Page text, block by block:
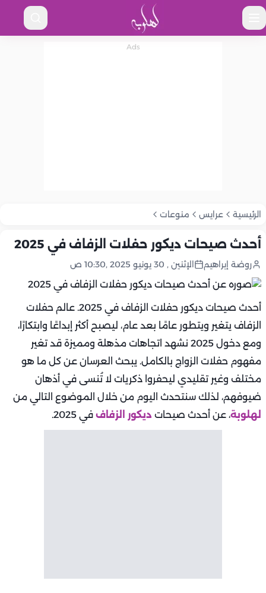
الرئيسية عرايس منوعات
أحدث صيحات ديكور حفلات الزفاف في 2025
روضة إبراهيم الإثنين , 30 يونيو 2025 ,10:30 ص
أحدث صيحات ديكور حفلات الزفاف في 2025. عالم حفلات
الزفاف يتغير ويتطور عامًا بعد عام، ليصبح أكثر إبداعًا وابتكارًا،
ومع دخول 2025 نشهد اتجاهات مذهلة ومميزة قد تغير
مفهوم حفلات الزواج بالكامل. يبحث العرسان عن كل ما هو
مختلف وغير تقليدي ليحفروا ذكريات لا تُنسى في أذهان
ضيوفهم، لذلك سنتحدث اليوم من خلال الموضوع التالي من
لهلوبة، عن أحدث صيحات ديكور الزفاف في 2025.